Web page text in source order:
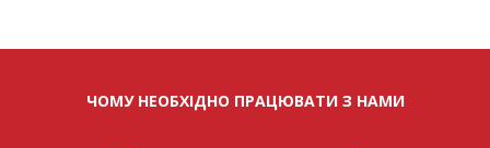
ЧОМУ НЕОБХІДНО ПРАЦЮВАТИ З НАМИ